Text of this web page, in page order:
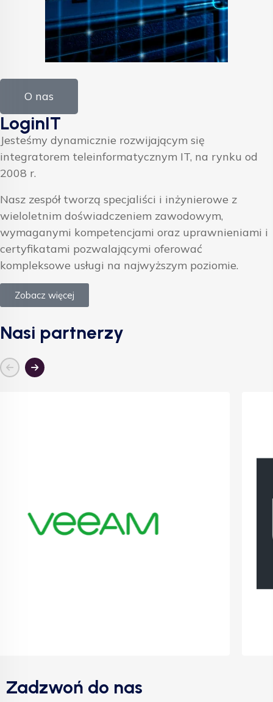
O nas
LoginIT
Jesteśmy dynamicznie rozwijającym się
integratorem teleinformatycznym IT, na rynku od
2008 r.
Nasz zespół tworzą specjaliści i inżynierowe z
wieloletnim doświadczeniem zawodowym,
wymaganymi kompetencjami oraz uprawnieniami i
certyfikatami pozwalającymi oferować
kompleksowe usługi na najwyższym poziomie.
Zobacz więcej
Nasi partnerzy
Zadzwoń do nas